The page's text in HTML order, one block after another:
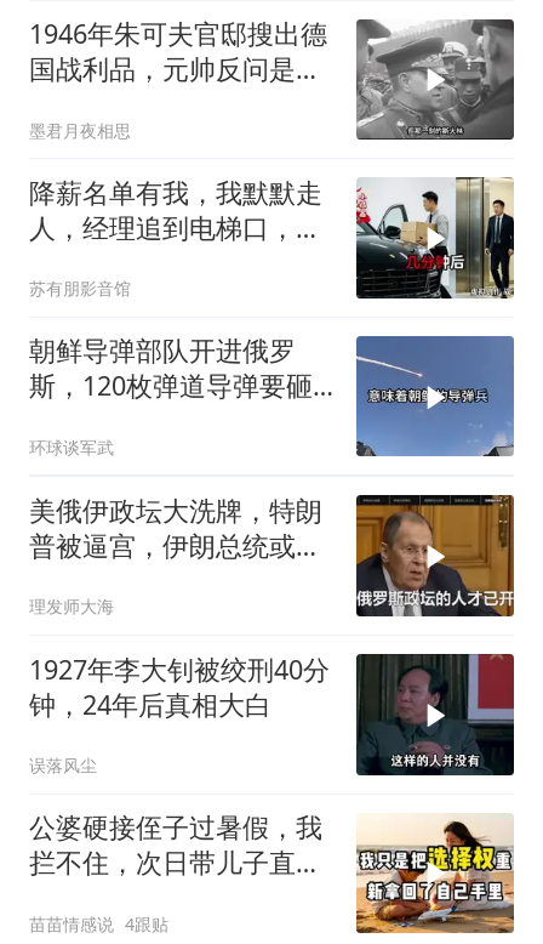
1946年朱可夫官邸搜出德
国战利品，元帅反问是否
墨君月夜相思
降薪名单有我，我默默走
人，经理追到电梯口，见
苏有朋影音馆
朝鲜导弹部队开进俄罗
斯，120枚弹道导弹要砸
环球谈军武
美俄伊政坛大洗牌，特朗
普被逼宫，伊朗总统或下
理发师大海
1927年李大钊被绞刑40分
钟，24年后真相大白
误落风尘
公婆硬接侄子过暑假，我
拦不住，次日带儿子直飞
苗苗情感说 4跟贴